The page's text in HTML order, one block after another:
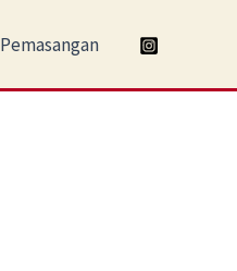
Pemasangan